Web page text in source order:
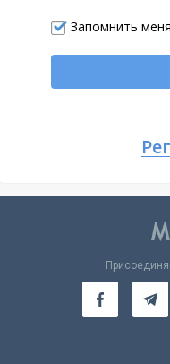
Запомнить меня